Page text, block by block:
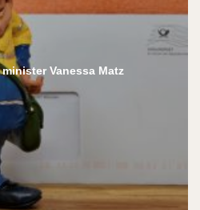
Vanessa Matz